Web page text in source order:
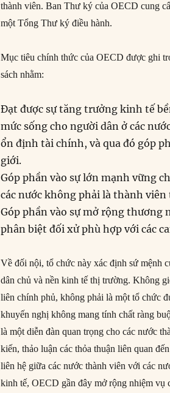
thành viên. Ban Thư ký của OECD cung
một Tổng Thư ký điều hành.
Mục tiêu chính thức của OECD được ghi
sách nhằm:
Đạt được sự tăng trưởng kinh tế
mức sống cho người dân ở các
ổn định tài chính, và qua đó góp
giới.
Góp phần vào sự lớn mạnh vững
các nước không phải là thành
Góp phần vào sự mở rộng thương
phân biệt đối xử phù hợp với các
Về đối nội, tổ chức này xác định sứ mệnh
dân chủ và nền kinh tế thị trường. Không
liên chính phủ, không phải là một tổ chức
khuyến nghị không mang tính chất ràng
là một diễn đàn quan trọng cho các nước
kiến, thảo luận các thỏa thuận liên quan
liên hệ giữa các nước thành viên với các
kinh tế, OECD gần đây mở rộng nhiệm vụ